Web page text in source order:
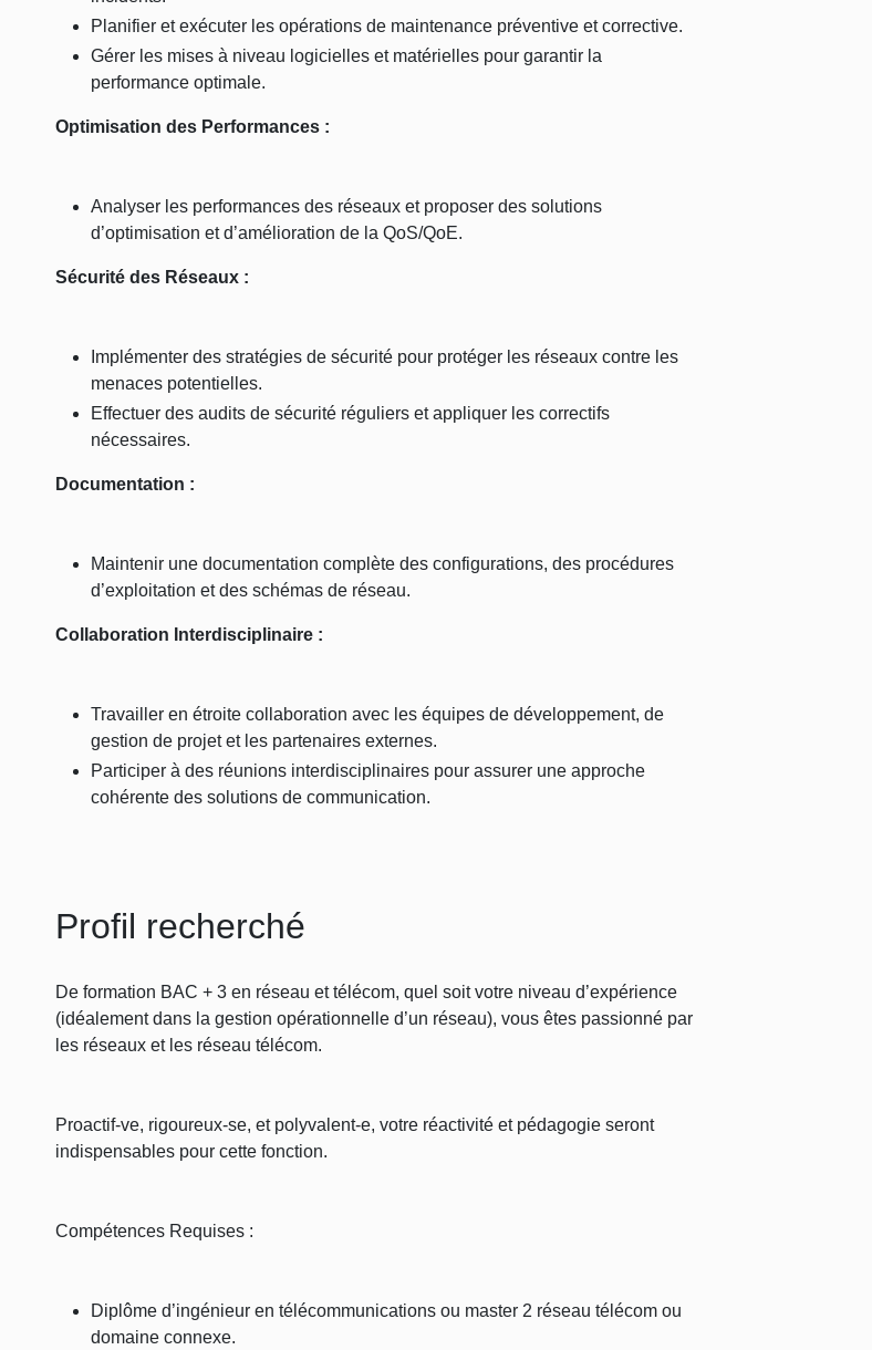
Planifier et exécuter les opérations de maintenance préventive et corrective.
Gérer les mises à niveau logicielles et matérielles pour garantir la
performance optimale.
Optimisation des Performances :
Analyser les performances des réseaux et proposer des solutions
d’optimisation et d’amélioration de la QoS/QoE.
Sécurité des Réseaux :
Implémenter des stratégies de sécurité pour protéger les réseaux contre les
menaces potentielles.
Effectuer des audits de sécurité réguliers et appliquer les correctifs
nécessaires.
Documentation :
Maintenir une documentation complète des configurations, des procédures
d’exploitation et des schémas de réseau.
Collaboration Interdisciplinaire :
Travailler en étroite collaboration avec les équipes de développement, de
gestion de projet et les partenaires externes.
Participer à des réunions interdisciplinaires pour assurer une approche
cohérente des solutions de communication.
Profil recherché
De formation BAC + 3 en réseau et télécom, quel soit votre niveau d’expérience
(idéalement dans la gestion opérationnelle d’un réseau), vous êtes passionné par
les réseaux et les réseau télécom.
Proactif-ve, rigoureux-se, et polyvalent-e, votre réactivité et pédagogie seront
indispensables pour cette fonction.
Compétences Requises :
Diplôme d’ingénieur en télécommunications ou master 2 réseau télécom ou
domaine connexe.